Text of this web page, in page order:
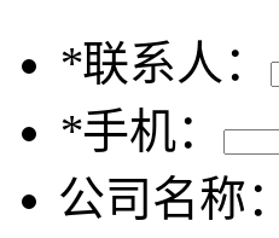
*联系人：
*手机：
公司名称：